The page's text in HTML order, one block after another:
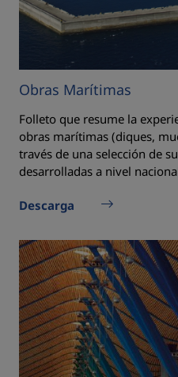
Obras Marítimas
Folleto que resume la
obras marítimas (diques,
través de una selección de
desarrolladas a nivel
Descarga